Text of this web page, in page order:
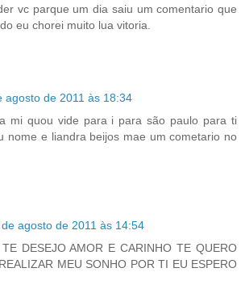
vc parque um dia saiu um comentario que
eu chorei muito lua vitoria.
agosto de 2011 às 18:34
mi quou vide para i para são paulo para ti
nome e liandra beijos mae um cometario no
de agosto de 2011 às 14:54
DESEJO AMOR E CARINHO TE QUERO
MEU SONHO POR TI EU ESPERO